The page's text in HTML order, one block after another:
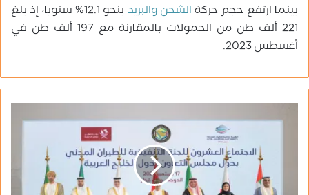
بينما ارتفع حجم حركةالشحن والبريد
بنحو 12.1% سنويا، إذ بلغ
221 ألف طن من الحمولات بالمقارنة مع 197 ألف طن في
أغسطس 2023.